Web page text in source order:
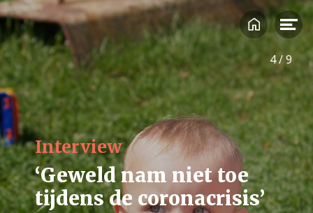
lockdown komen. Ook de zomervakantie kan zorgen
voor nieuwe spanningen: gezinsleden zitten weer op
elkaars lip, hulpverleners zijn nog steeds minder
beschikbaar en activiteiten liggen soms (nog) stil. Alle
reden dus om expliciet aandacht te schenken aan de
invloed van de coronacrisis op kwetsbare gezinnen.
Over hen gaat dit nummer.
Interview
‘Geweld nam niet toe
tijdens de coronacrisis’
4/9